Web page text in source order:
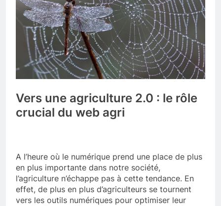
Vers une agriculture 2.0 : le rôle
crucial du web agri
A l’heure où le numérique prend une place de plus
en plus importante dans notre société,
l’agriculture n’échappe pas à cette tendance. En
effet, de plus en plus d’agriculteurs se tournent
vers les outils numériques pour optimiser leur